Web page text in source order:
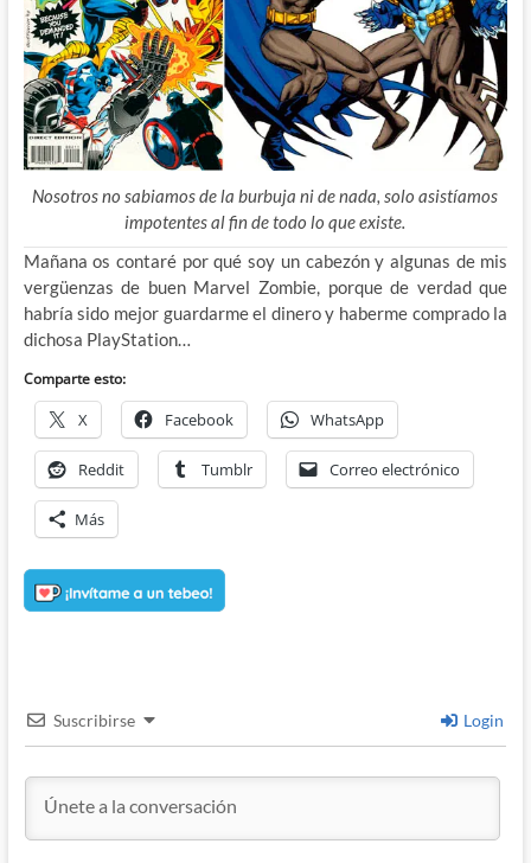
Nosotros no sabiamos de la burbuja ni de nada, solo asistíamos
impotentes al fin de todo lo que existe.
Mañana os contaré por qué soy un cabezón y algunas de mis
vergüenzas de buen Marvel Zombie, porque de verdad que
habría sido mejor guardarme el dinero y haberme comprado la
dichosa PlayStation…
Comparte esto:
X Facebook WhatsApp
Reddit Tumblr Correo electrónico
Más
Suscribirse Login